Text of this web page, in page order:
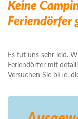
Keine
Feriendörfer
Es tut uns sehr leid.
Feriendörfer mit
Versuchen Sie bitte,